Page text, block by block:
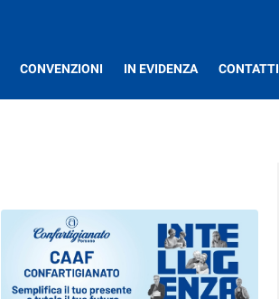
CONVENZIONI IN EVIDENZA CONTATTI